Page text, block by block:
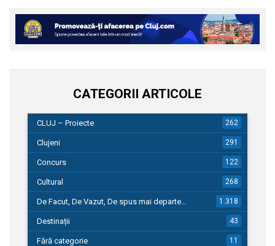
CATEGORII ARTICOLE
CLUJ – Proiecte 262
Clujeni 291
Concurs 122
Cultural 268
De Facut, De Vazut, De spus mai departe… 1.318
Destinații 43
Fără categorie 11